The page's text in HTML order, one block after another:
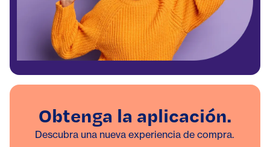
Obtenga la aplicación.
Descubra una nueva experiencia de compra.